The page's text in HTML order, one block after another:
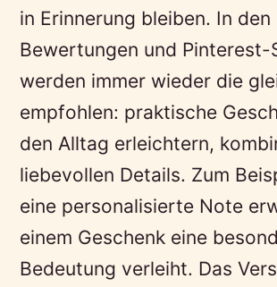
in Erinnerung bleiben. In den
Bewertungen und Pinterest-
werden immer wieder die
empfohlen: praktische
den Alltag erleichtern,
liebevollen Details. Zum
eine personalisierte Note
einem Geschenk eine
Bedeutung verleiht. Das